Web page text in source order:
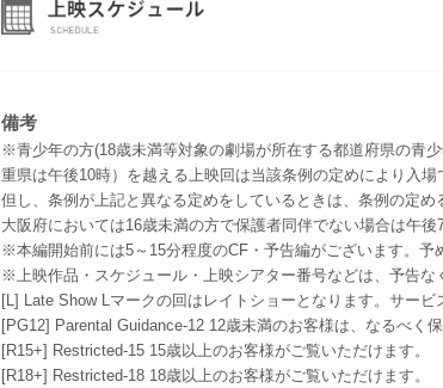
備考
※青少年の方(18歳未満等対象の劇場が所在する都道府県の青
重県は午後10時）を越える上映回は当該条例の定めにより入場
但し、条例が上記と異なる定めをしているときは、条例の定め
大阪府においては16歳未満の方で保護者同伴でない場合は午
※本編開始前には5～15分程度のCF・予告編がございます。予
※上映作品・スケジュール・上映シアター番号などは、予告な
[L] Late Show Lマークの回はレイトショーとなります。サー
[PG12] Parental Guidance-12 12歳未満のお客様は、なるべく
[R15+] Restricted-15 15歳以上のお客様がご覧いただけます。
[R18+] Restricted-18 18歳以上のお客様がご覧いただけます。